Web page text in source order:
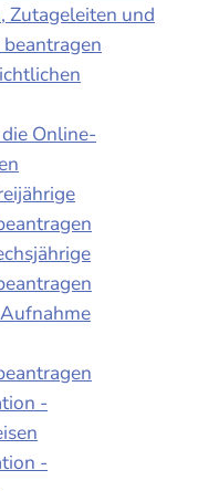
Zutageleiten und
Online-
-
-